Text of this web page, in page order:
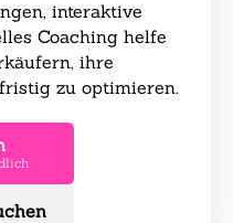
interaktive
Coaching helfe
ihre
zu optimieren.